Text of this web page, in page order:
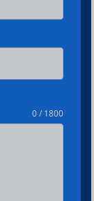
0 / 1800